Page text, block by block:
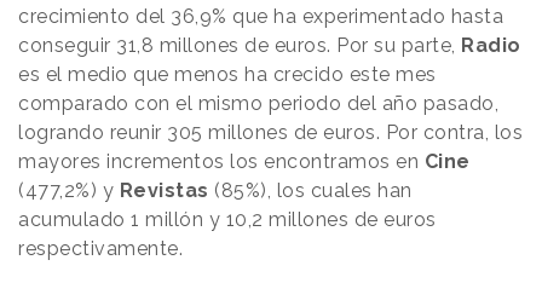
crecimiento del 36,9% que ha experimentado hasta
conseguir 31,8 millones de euros. Por su parte, Radio
es el medio que menos ha crecido este mes
comparado con el mismo periodo del año pasado,
logrando reunir 305 millones de euros. Por contra, los
mayores incrementos los encontramos en Cine
(477,2%) y Revistas (85%), los cuales han
acumulado 1 millón y 10,2 millones de euros
respectivamente.